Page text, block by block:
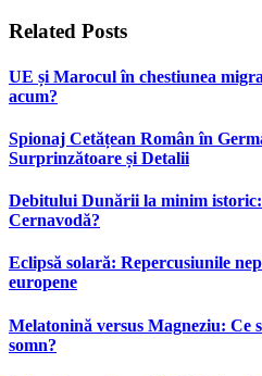
Related Posts
UE și Marocul în chestiunea
acum?
Spionaj Cetățean Român în
Surprinzătoare și Detalii
Debitului Dunării la minim istoric:
Cernavodă?
Eclipsă solară: Repercusiunile
europene
Melatonină versus Magneziu: Ce
somn?